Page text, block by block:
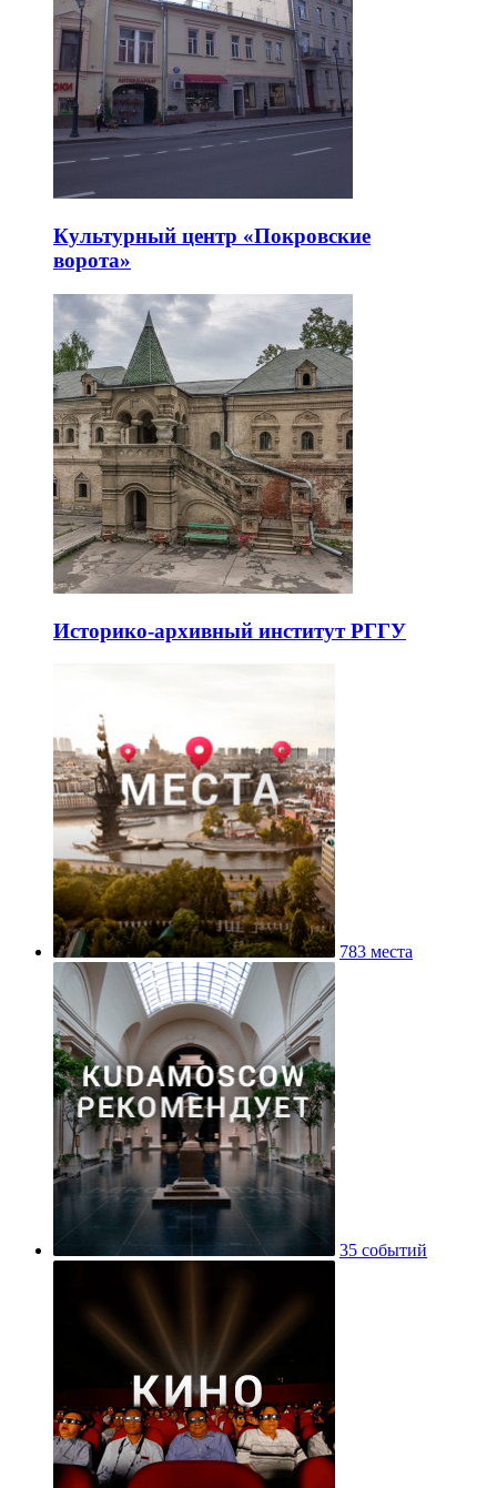
Культурный центр «Покровские
ворота»
Историко-архивный институт РГГУ
783 места
35 событий